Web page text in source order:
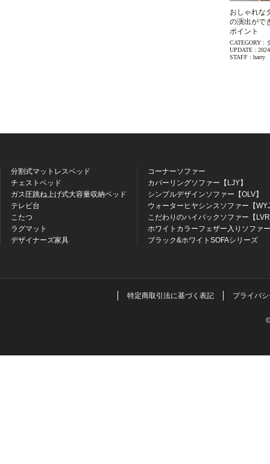
おしゃれな
の演出がで
ポイント
CATEGORY :
UPDATE :
STAFF : harry
分割式マットレスベッド
チェストベッド
ガス圧跳ね上げ式大容量収納ベッド
テレビ台
こたつ
ラグマット
デザイナーズ家具
コーナーソファー
カバーリングソファー【LJY】
シンプルデザインソファー【OLV】
ウォーターヒヤシンスソファー【
こだわりのハイバックソファー【
ホワイトカラーフェザー入りソファ
ブラック&ホワイトSOFAシリーズ
特定商取引法に基づく表記 プライバ